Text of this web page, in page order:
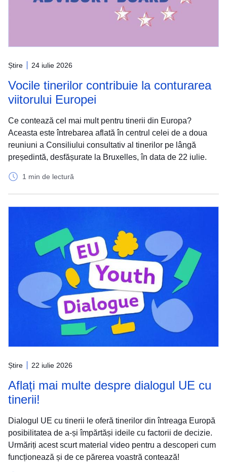
Știre 24 iulie 2026
Vocile tinerilor contribuie la conturarea
viitorului Europei
Ce contează cel mai mult pentru tinerii din Europa?
Aceasta este întrebarea aflată în centrul celei de a doua
reuniuni a Consiliului consultativ al tinerilor pe lângă
președintă, desfășurate la Bruxelles, în data de 22 iulie.
1 min de lectură
Știre 22 iulie 2026
Aflați mai multe despre dialogul UE cu
tinerii!
Dialogul UE cu tinerii le oferă tinerilor din întreaga Europă
posibilitatea de a-și împărtăși ideile cu factorii de decizie.
Urmăriți acest scurt material video pentru a descoperi cum
funcționează și de ce părerea voastră contează!